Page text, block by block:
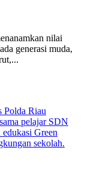
nilai
generasi muda,
Polda Riau
pelajar SDN
Green
sekolah.